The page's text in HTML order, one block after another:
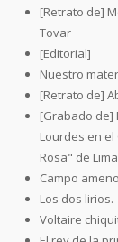
[Retrato de]
Tovar
[Editorial]
Nuestro
[Retrato de]
[Grabado de]
Lourdes en el
Rosa" de Lima
Campo ameno
Los dos lirios.
Voltaire